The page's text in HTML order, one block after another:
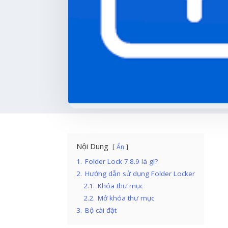
Nội Dung Ẩn
1. Folder Lock 7.8.9 là gì?
2. Hướng dẫn sử dụng Folder Locker
2.1. Khóa thư mục
2.2. Mở khóa thư mục
3. Bộ cài đặt